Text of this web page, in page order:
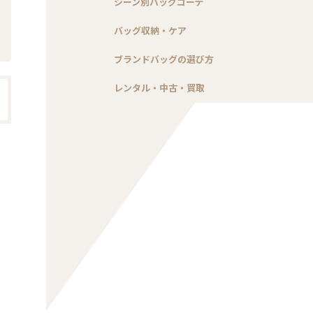
バッグ収納・ケア
ブランドバッグの選び方
レンタル・中古・買取